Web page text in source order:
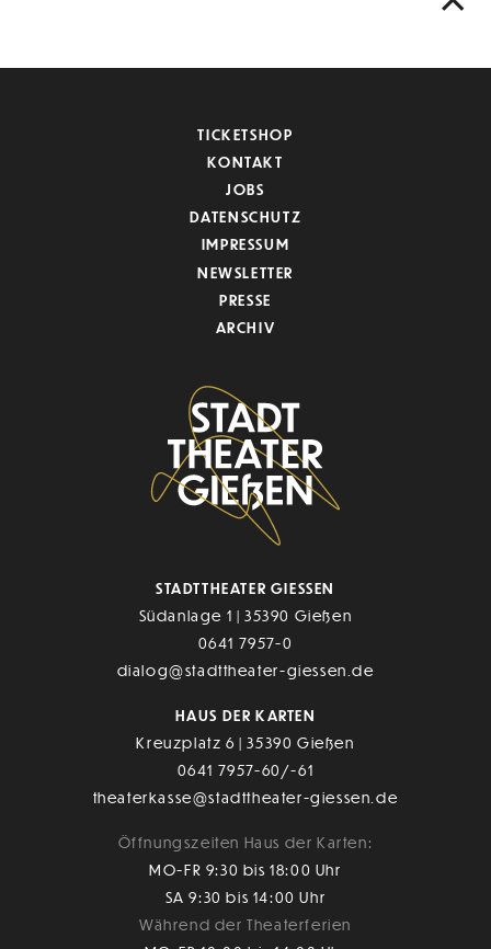
TICKETSHOP
KONTAKT
JOBS
DATENSCHUTZ
IMPRESSUM
NEWSLETTER
PRESSE
ARCHIV
STADTTHEATER GIESSEN
Südanlage 1 | 35390 Gießen
0641 7957-0
dialog@stadttheater-giessen.de
HAUS DER KARTEN
Kreuzplatz 6 | 35390 Gießen
0641 7957-60/-61
theaterkasse@stadttheater-giessen.de
Öffnungszeiten Haus der Karten:
MO-FR 9:30 bis 18:00 Uhr
SA 9:30 bis 14:00 Uhr
Während der Theaterferien